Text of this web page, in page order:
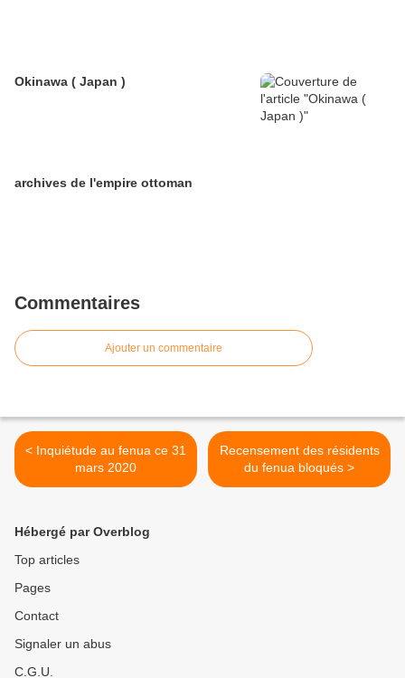
Okinawa ( Japan )
archives de l'empire ottoman
Commentaires
Ajouter un commentaire
< Inquiétude au fenua ce 31
mars 2020
Recensement des résidents
du fenua bloqués >
Hébergé par Overblog
Top articles
Pages
Contact
Signaler un abus
C.G.U.